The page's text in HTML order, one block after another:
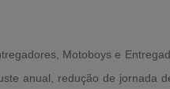
Motoboys e
anual, redução de jornada